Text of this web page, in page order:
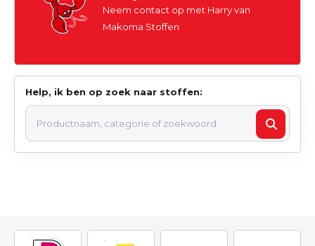
Neem contact op met Harry van
Makoma Stoffen
Help, ik ben op zoek naar stoffen: